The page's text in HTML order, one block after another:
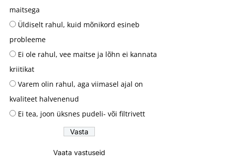
maitsega
Üldiselt rahul, kuid mõnikord esineb
probleeme
Ei ole rahul, vee maitse ja lõhn ei kannata
kriitikat
Varem olin rahul, aga viimasel ajal on
kvaliteet halvenenud
Ei tea, joon üksnes pudeli- või filtrivett
Vaata vastuseid